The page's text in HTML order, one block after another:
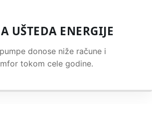
UŠTEDA ENERGIJE
donose niže račune i
tokom cele godine.